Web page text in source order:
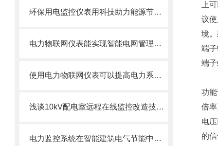
环保用电监控仪表用科技助力能源节约与环境保护
电力物联网仪表能实现智能电网管理和能源优化
使用电力物联网仪表可以提高电力系统的运营效率和管理水平
浅谈10kV配电室远程在线监控改造技术方案与施工
电力监控系统在智能建筑电气节能中的应用
上
议
境
端
端
功
倍
电
的